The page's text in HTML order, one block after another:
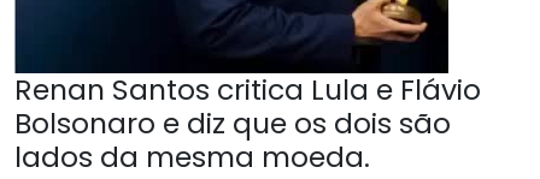
Renan Santos critica Lula e Flávio
Bolsonaro e diz que os dois são
lados da mesma moeda.